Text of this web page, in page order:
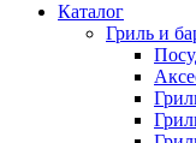
Каталог
Гриль и